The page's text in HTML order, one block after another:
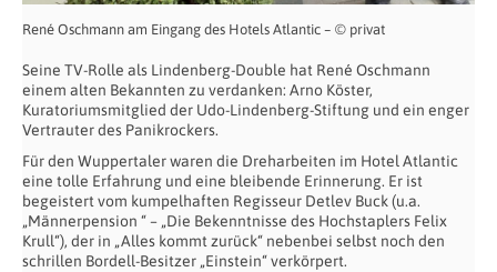
René Oschmann am Eingang des Hotels Atlantic – © privat
Seine TV-Rolle als Lindenberg-Double hat René Oschmann
einem alten Bekannten zu verdanken: Arno Köster,
Kuratoriumsmitglied der Udo-Lindenberg-Stiftung und ein enger
Vertrauter des Panikrockers.
Für den Wuppertaler waren die Dreharbeiten im Hotel Atlantic
eine tolle Erfahrung und eine bleibende Erinnerung. Er ist
begeistert vom kumpelhaften Regisseur Detlev Buck (u.a.
„Männerpension “ – „Die Bekenntnisse des Hochstaplers Felix
Krull“), der in „Alles kommt zurück“ nebenbei selbst noch den
schrillen Bordell-Besitzer „Einstein“ verkörpert.